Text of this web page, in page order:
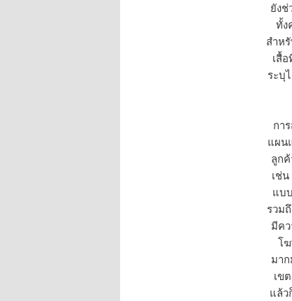
ยังช่
ทั้ง
สำห
เสื้
ระบุ
กา
แผน
ลูก
เช่
แบ
รวม
มีค
โ
มา
เข
แล้